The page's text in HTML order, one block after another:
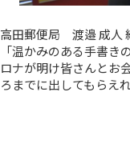
高田郵便局 渡邉 成人
「温かみのある手書
ロナが明け皆さんとお
ろまでに出してもらえ